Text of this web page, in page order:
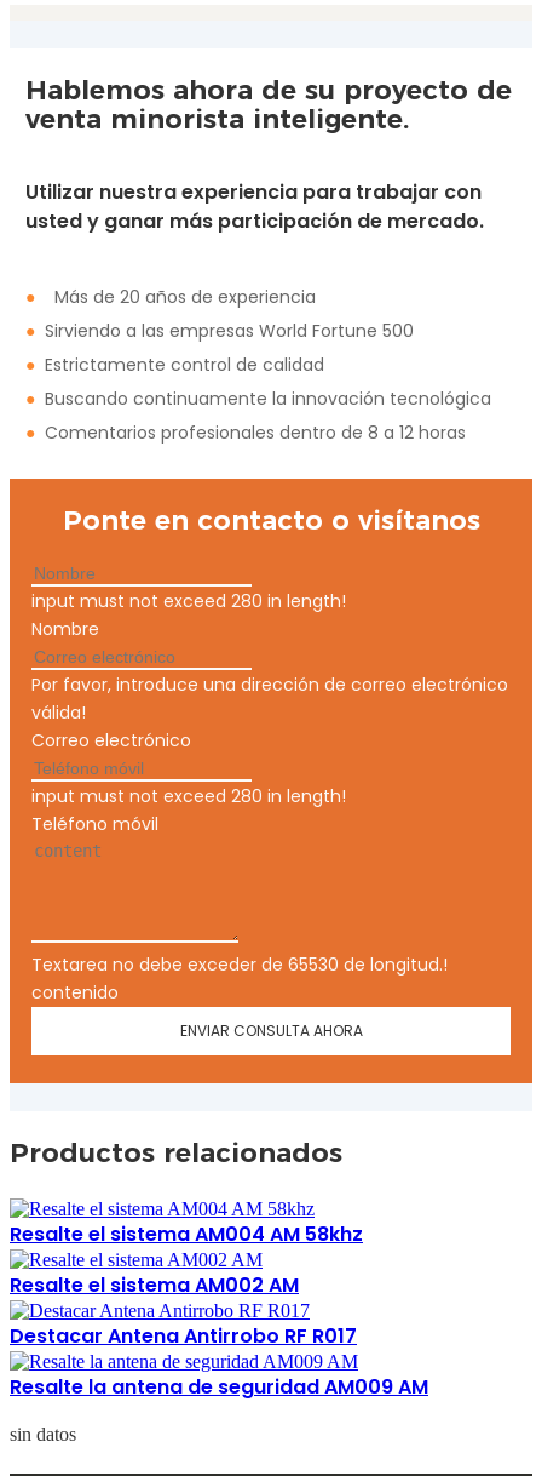
Hablemos ahora de su proyecto de
venta minorista inteligente.
Utilizar nuestra experiencia para trabajar con
usted y ganar más participación de mercado.
●
Más de 20 años de experiencia
●Sirviendo a las empresas World Fortune 500
●Estrictamente control de calidad
●Buscando continuamente la innovación tecnológica
●Comentarios profesionales dentro de 8 a 12 horas
Ponte en contacto o visítanos
input must not exceed 280 in length!
Nombre
Por favor, introduce una dirección de correo electrónico
válida!
Correo electrónico
input must not exceed 280 in length!
Teléfono móvil
Textarea no debe exceder de 65530 de longitud.!
contenido
ENVIAR CONSULTA AHORA
Productos relacionados
Resalte el sistema AM004 AM 58khz
Resalte el sistema AM002 AM
Destacar Antena Antirrobo RF R017
Resalte la antena de seguridad AM009 AM
sin datos